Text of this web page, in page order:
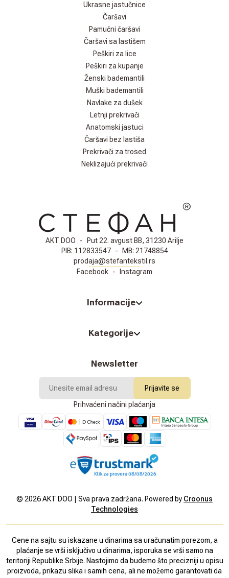
Ukrasne jastučnice
Čaršavi
Pamučni čaršavi
Čaršavi sa lastišem
Peškiri za lice
Peškiri za kupanje
Ženski bademantili
Muški bademantili
Navlake za dušek
Letnji prekrivači
Anatomski jastuci
Čaršavi bez lastiša
Prekrivači za trosed
Neklizajući prekrivači
AKT DOO - Put 22. avgust BB, 31230 Arilje
PIB: 112833547 - MB: 21748854
prodaja@stefantekstil.rs
Facebook - Instagram
Informacije
Kategorije
Newsletter
Prijavite se
Prihvaćeni načini plaćanja
© 2026AKT DOO | Sva prava zadržana. Powered by Croonus
Technologies
Cene na sajtu su iskazane u dinarima sa uračunatim porezom, a
plaćanje se vrši isključivo u dinarima, isporuka se vrši samo na
teritoriji Republike Srbije. Nastojimo da budemo što precizniji u opisu
proizvoda, prikazu slika i samih cena, ali ne možemo garantovati da